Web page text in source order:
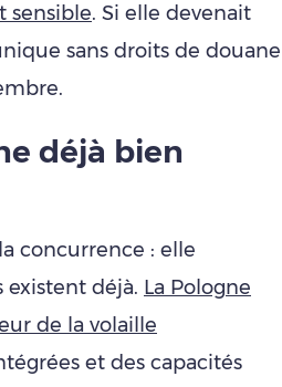
sensible. Si elle devenait
sans droits de douane
déjà bien
concurrence : elle
existent déjà. La Pologne
de la volaille
et des capacités